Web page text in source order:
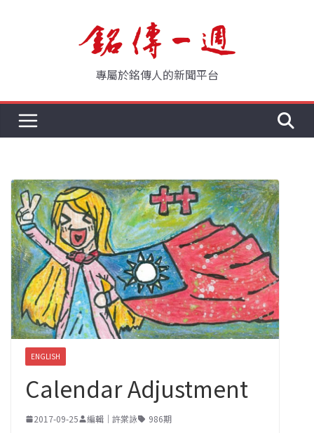
專屬於銘傳人的新聞平台
ENGLISH
Calendar Adjustment
2017-09-25 編輯｜許棠詠 986期